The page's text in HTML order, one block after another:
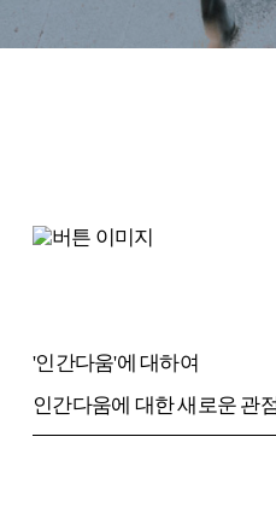
'인간다움'에 대하여
인간다움에 대한 새로운 관